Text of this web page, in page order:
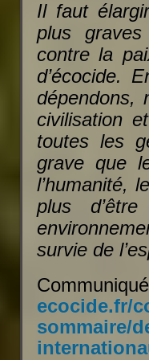
Il faut
plus
contre la
d’écocide.
dépendons,
civilisation
toutes les
grave que
l’humanité,
plus
survie de
ecocide.fr/
sommaire/